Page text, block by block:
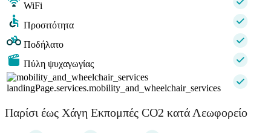
WiFi
Προσιτότητα
Ποδήλατο
Πύλη ψυχαγωγίας
landingPage.services.mobility_and_wheelchair_services
Παρίσι έως Χάγη Εκπομπές CO2 κατά Λεωφορείο